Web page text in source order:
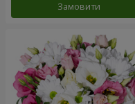
Замовити